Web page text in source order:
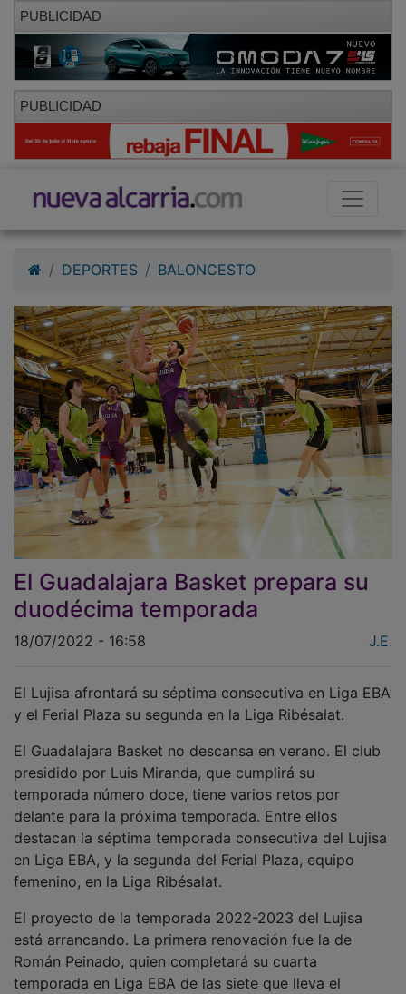
PUBLICIDAD
PUBLICIDAD
DEPORTES BALONCESTO
El Guadalajara Basket prepara su
duodécima temporada
18/07/2022 - 16:58 J.E.
El Lujisa afrontará su séptima consecutiva en Liga EBA
y el Ferial Plaza su segunda en la Liga Ribésalat.
El Guadalajara Basket no descansa en verano. El club
presidido por Luis Miranda, que cumplirá su
temporada número doce, tiene varios retos por
delante para la próxima temporada. Entre ellos
destacan la séptima temporada consecutiva del Lujisa
en Liga EBA, y la segunda del Ferial Plaza, equipo
femenino, en la Liga Ribésalat.
El proyecto de la temporada 2022-2023 del Lujisa
está arrancando. La primera renovación fue la de
Román Peinado, quien completará su cuarta
temporada en Liga EBA de las siete que lleva el